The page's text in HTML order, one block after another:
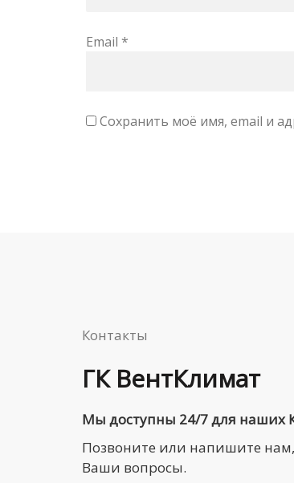
Email *
Сохранить моё имя, email и
Контакты
ГК ВентКлимат
Мы доступны 24/7 для наших
Позвоните или напишите
Ваши вопросы.